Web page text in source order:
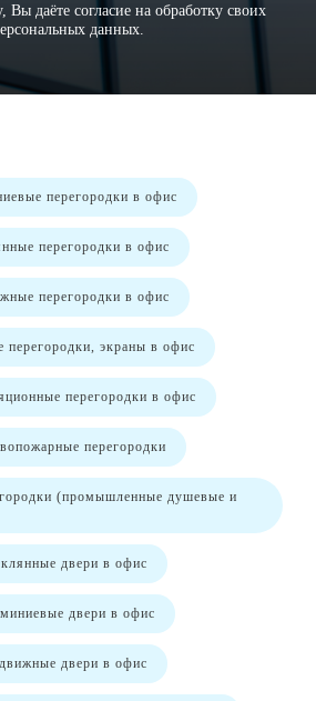
даёте согласие на обработку своих
данных.
перегородки в офис
перегородки в офис
перегородки в офис
перегородки, экраны в офис
перегородки в офис
перегородки
(промышленные душевые и
двери в офис
двери в офис
двери в офис